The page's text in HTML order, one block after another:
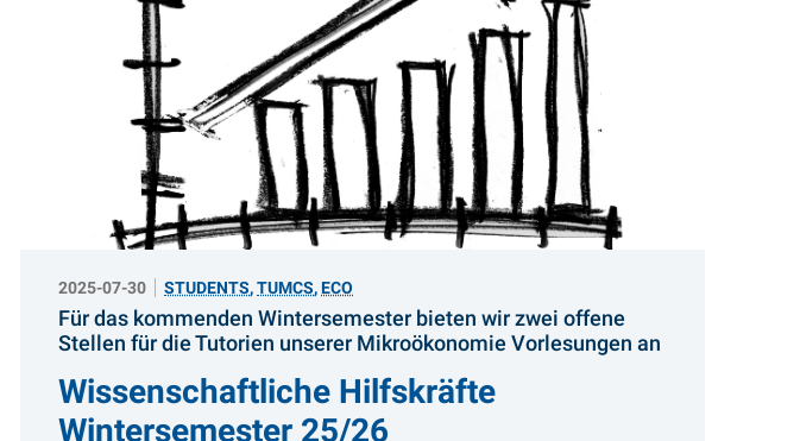
2025-07-30 STUDENTS,TUMCS,ECO
Für das kommenden Wintersemester bieten wir zwei offene
Stellen für die Tutorien unserer Mikroökonomie Vorlesungen an
Wissenschaftliche Hilfskräfte
Wintersemester 25/26